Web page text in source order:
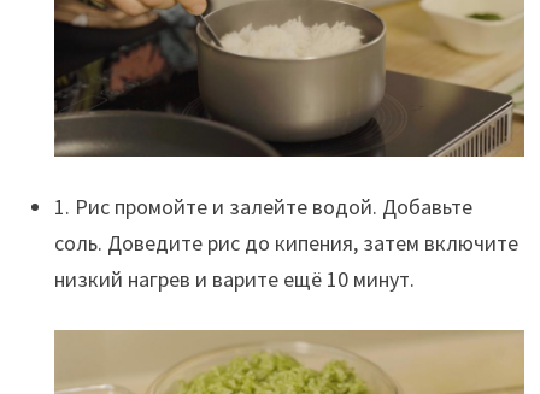
1. Рис промойте и залейте водой. Добавьте
соль. Доведите рис до кипения, затем включите
низкий нагрев и варите ещё 10 минут.